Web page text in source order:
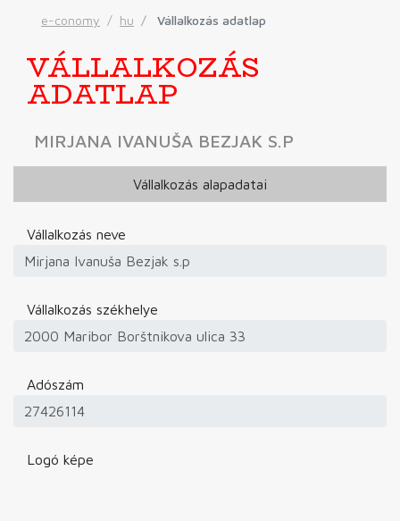
e-conomy hu Vállalkozás adatlap
VÁLLALKOZÁS
ADATLAP
MIRJANA IVANUŠA BEZJAK S.P
Vállalkozás alapadatai
Vállalkozás neve
Vállalkozás székhelye
Adószám
Logó képe